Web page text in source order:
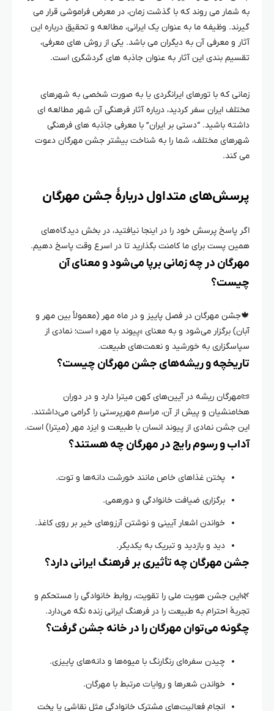
به شمار می روند که با گذشت زمان، در معرض فراموشی قرار می
گیرند. وظیفه ما به عنوان یک ایرانی، مطالعه و تحقیق درباره این
آثار و معرفی آن به دیگران می باشد. یکی از روش های معرفی،
تقسیم بندی این آثار به عنوان جاذبه های گردشگری است.
زمانی که با تورهای ایرانگردی یا به صورت شخصی به شهرهای
مختلف ایران سفر کردید، درباره آثار فرهنگی آن شهر مطالعه ای
داشته باشید. “دستی بر ایران” با معرفی جاذبه های فرهنگی
شهرهای مختلف، شما را به شناخت بیشتر جشن مهرگان دعوت
می کند.
پرسش‌های متداول دربارهٔ جشن مهرگان
اگر پاسخ پرسش خود را در اینجا نیافتید، در بخش دیدگاه‌های
همین پست برای ما کامنت بگذارید تا در اسرع وقت پاسخ دهیم.
مهرگان در چه زمانی برپا می‌شود و معنای آن
چیست؟
جشن مهرگان در فصل پاییز و در ماه مهر (معمولاً بین مهر و
آبان) برگزار می‌شود و به معنای «پیوند با مهر» است؛ نمادی از
سپاسگزاری به خورشید و نعمت‌های طبیعت.
تاریخچه و ریشه‌های جشن مهرگان چیست؟
مهرگان ریشه در آیین‌های کهن میترا دارد و در دوران
هخامنشیان و پیش از آن، مراسم مهرپرستی را گرامی می‌داشتند.
این جشن نمادی از پیوند انسان با طبیعت و ایزد مهر (میترا) است.
آداب و رسوم رایج در مهرگان چه هستند؟
پختن غذاهای خاص مانند خورشت دانه‌ها و توت.
برگزاری ضیافت خانوادگی و دورهمی.
خواندن اشعار آیینی و نوشتن آرزوهای خیر بر روی کاغذ.
دید و بازدید و تبریک به یکدیگر.
جشن مهرگان چه تأثیری بر فرهنگ ایرانی دارد؟
این جشن هویت ملی را تقویت، روابط خانوادگی را مستحکم و
تجربهٔ احترام به طبیعت را در فرهنگ ایرانی زنده نگه می‌دارد.
چگونه می‌توان مهرگان را در خانه جشن گرفت؟
چیدن سفره‌ای رنگارنگ با میوه‌ها و دانه‌های پاییزی.
خواندن شعرها و روایات مرتبط با مهرگان.
انجام فعالیت‌های مشترک خانوادگی مثل نقاشی یا پخت